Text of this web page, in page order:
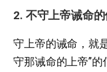
2. 不守上帝诫命的
守上帝的诫命，就
守那诫命的上帝”